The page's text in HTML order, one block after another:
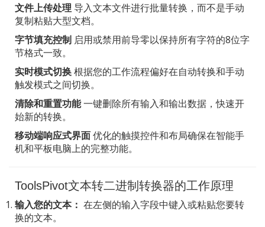
文件上传处理 导入文本文件进行批量转换，而不是手动
复制粘贴大型文档。
字节填充控制 启用或禁用前导零以保持所有字符的8位字
节格式一致。
实时模式切换根据您的工作流程偏好在自动转换和手动
触发模式之间切换。
清除和重置功能一键删除所有输入和输出数据，快速开
始新的转换。
移动端响应式界面优化的触摸控件和布局确保在智能手
机和平板电脑上的完整功能。
ToolsPivot文本转二进制转换器的工作原理
输入您的文本： 在左侧的输入字段中键入或粘贴您要转
换的文本。